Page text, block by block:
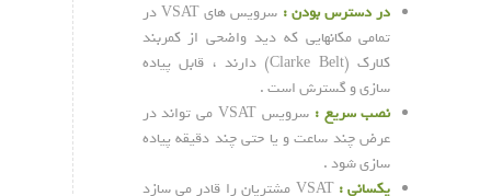
در دسترس بودن :
سرویس های VSAT در
تمامی مکانهایی که دید واضحی از کمربند
کلارک (Clarke Belt) دارند ، قابل پیاده
سازی و گسترش است .
نصب سریع :
سرویس VSAT می تواند در
عرض چند ساعت و یا حتی چند دقیقه پیاده
سازی شود .
یکسانی :
VSAT مشتریان را قادر می سازد